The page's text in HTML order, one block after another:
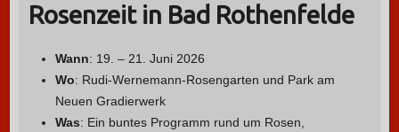
Rosenzeit in Bad Rothenfelde
Wann: 19. – 21. Juni 2026
Wo: Rudi-Wernemann-Rosengarten und Park am
Neuen Gradierwerk
Was: Ein buntes Programm rund um Rosen,